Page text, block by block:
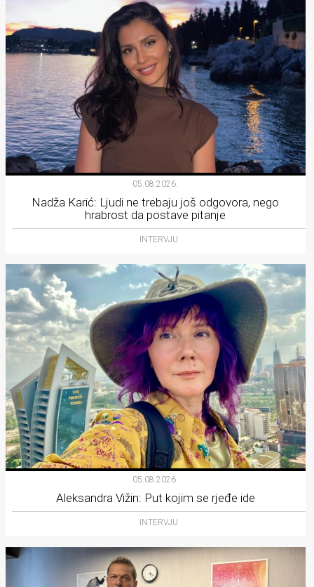
05.08.2026.
Nadža Karić: Ljudi ne trebaju još odgovora, nego
hrabrost da postave pitanje
INTERVJU
05.08.2026.
Aleksandra Vižin: Put kojim se rjeđe ide
INTERVJU